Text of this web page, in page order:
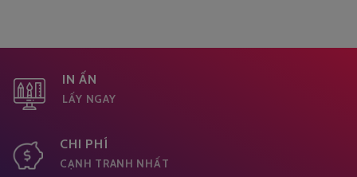
IN ẤN
LẤY NGAY
CHI PHÍ
CẠNH TRANH NHẤT